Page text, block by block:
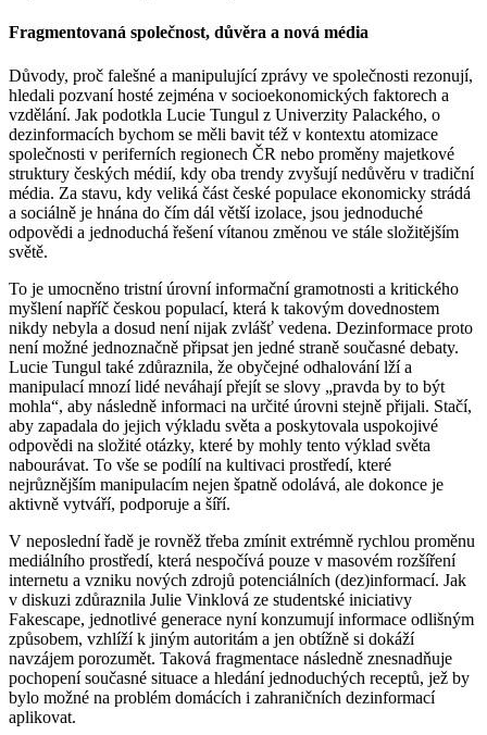
Fragmentovaná společnost, důvěra a nová média
Důvody, proč falešné a manipulující zprávy ve společnosti rezonují,
hledali pozvaní hosté zejména v socioekonomických faktorech a
vzdělání. Jak podotkla Lucie Tungul z Univerzity Palackého, o
dezinformacích bychom se měli bavit též v kontextu atomizace
společnosti v periferních regionech ČR nebo proměny majetkové
struktury českých médií, kdy oba trendy zvyšují nedůvěru v tradiční
média. Za stavu, kdy veliká část české populace ekonomicky strádá
a sociálně je hnána do čím dál větší izolace, jsou jednoduché
odpovědi a jednoduchá řešení vítanou změnou ve stále složitějším
světě.
To je umocněno tristní úrovní informační gramotnosti a kritického
myšlení napříč českou populací, která k takovým dovednostem
nikdy nebyla a dosud není nijak zvlášť vedena. Dezinformace proto
není možné jednoznačně připsat jen jedné straně současné debaty.
Lucie Tungul také zdůraznila, že obyčejné odhalování lží a
manipulací mnozí lidé neváhají přejít se slovy „pravda by to být
mohla“, aby následně informaci na určité úrovni stejně přijali. Stačí,
aby zapadala do jejich výkladu světa a poskytovala uspokojivé
odpovědi na složité otázky, které by mohly tento výklad světa
nabourávat. To vše se podílí na kultivaci prostředí, které
nejrůznějším manipulacím nejen špatně odolává, ale dokonce je
aktivně vytváří, podporuje a šíří.
V neposlední řadě je rovněž třeba zmínit extrémně rychlou proměnu
mediálního prostředí, která nespočívá pouze v masovém rozšíření
internetu a vzniku nových zdrojů potenciálních (dez)informací. Jak
v diskuzi zdůraznila Julie Vinklová ze studentské iniciativy
Fakescape, jednotlivé generace nyní konzumují informace odlišným
způsobem, vzhlíží k jiným autoritám a jen obtížně si dokáží
navzájem porozumět. Taková fragmentace následně znesnadňuje
pochopení současné situace a hledání jednoduchých receptů, jež by
bylo možné na problém domácích i zahraničních dezinformací
aplikovat.